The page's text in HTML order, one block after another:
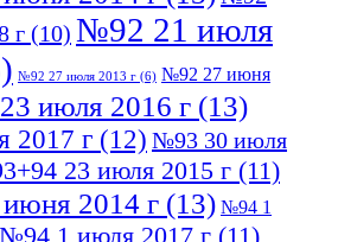
г (10) №92 21 июля
№92 27 июля 2013 г (6) №92 27 июня
июля 2016 г (13)
2017 г (12) №93 30 июля
23 июля 2015 г (11)
2014 г (13) №94 1
№94 1 июля 2017 г (11)